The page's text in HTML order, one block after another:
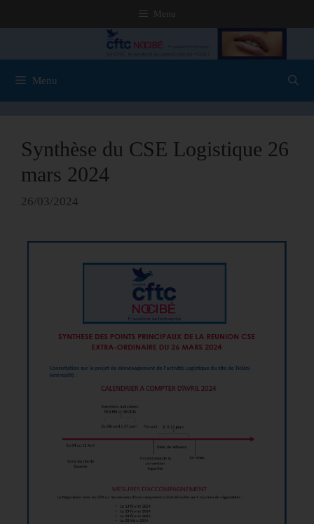
Menu
Menu
Synthèse du CSE Logistique 26
mars 2024
26/03/2024